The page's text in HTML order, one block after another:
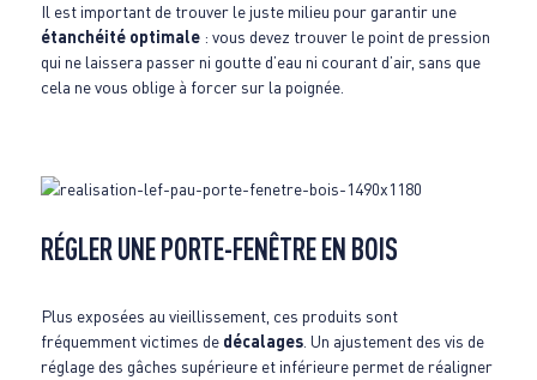
Il est important de trouver le juste milieu pour garantir une
étanchéité optimale: vous devez trouver le point de pression
qui ne laissera passer ni goutte d’eau ni courant d’air, sans que
cela ne vous oblige à forcer sur la poignée.
RÉGLER UNE PORTE-FENÊTRE EN BOIS
Plus exposées au vieillissement, ces produits sont
fréquemment victimes de décalages. Un ajustement des vis de
réglage des gâches supérieure et inférieure permet de réaligner